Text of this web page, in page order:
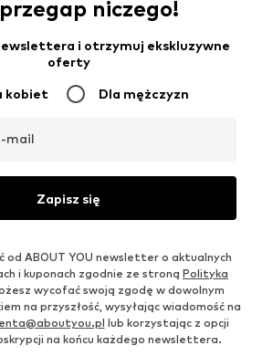
niczego!
i otrzymuj ekskluzywne
oferty
kobiet Dla mężczyzn
mail
Zapisz się
od ABOUT YOU newsletter o aktualnych
i kuponach zgodnie ze stroną Polityka
wycofać swoją zgodę w dowolnym
na przyszłość, wysyłając wiadomość na
lub korzystając z opcji
na końcu każdego newslettera.